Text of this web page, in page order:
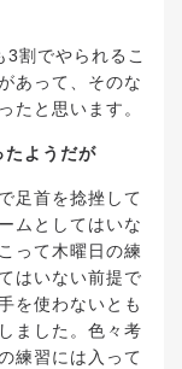
割でやられるこ
あって、そのな
たと思います。
ようだが
足首を捻挫して
ムとしてはいな
って木曜日の練
はいない前提で
を使わないとも
ました。色々考
練習には入って